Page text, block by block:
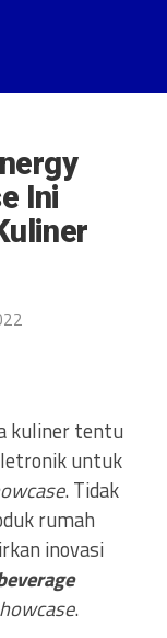
Ini
kuliner tentu
untuk
. Tidak
rumah
inovasi
.